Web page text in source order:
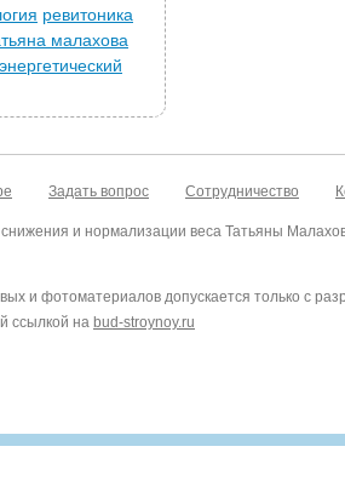
ревитоника
малахова
энергетический
Задать вопрос Сотрудничество
и нормализации веса Татьяны
и фотоматериалов допускается только с
ссылкой на bud-stroynoy.ru